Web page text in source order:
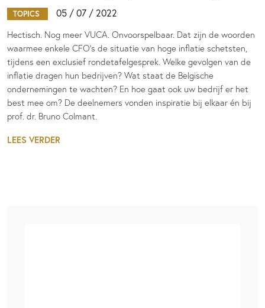
TOPICS 05 / 07 / 2022
Hectisch. Nog meer VUCA. Onvoorspelbaar. Dat zijn de woorden
waarmee enkele CFO’s de situatie van hoge inflatie schetsten,
tijdens een exclusief rondetafelgesprek. Welke gevolgen van de
inflatie dragen hun bedrijven? Wat staat de Belgische
ondernemingen te wachten? En hoe gaat ook uw bedrijf er het
best mee om? De deelnemers vonden inspiratie bij elkaar én bij
prof. dr. Bruno Colmant.
LEES VERDER